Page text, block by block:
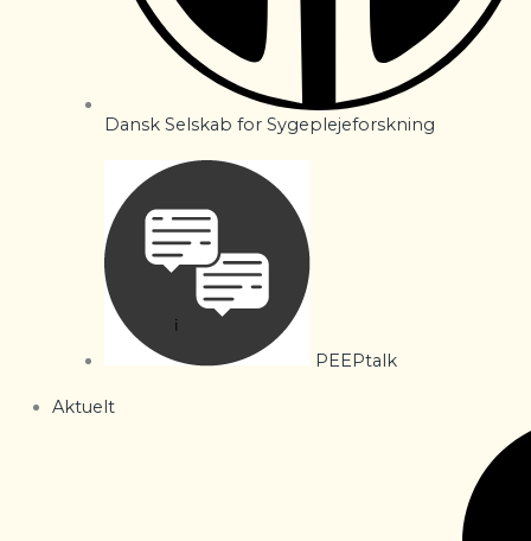
Dansk Selskab for Sygeplejeforskning
PEEPtalk
Aktuelt